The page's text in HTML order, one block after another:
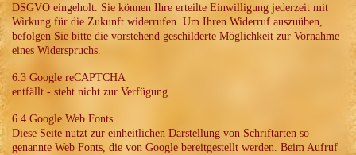
DSGVO eingeholt. Sie können Ihre erteilte Einwilligung jederzeit mit
Wirkung für die Zukunft widerrufen. Um Ihren Widerruf auszuüben,
befolgen Sie bitte die vorstehend geschilderte Möglichkeit zur Vornahme
eines Widerspruchs.
6.3 Google reCAPTCHA
entfällt - steht nicht zur Verfügung
6.4 Google Web Fonts
Diese Seite nutzt zur einheitlichen Darstellung von Schriftarten so
genannte Web Fonts, die von Google bereitgestellt werden. Beim Aufruf